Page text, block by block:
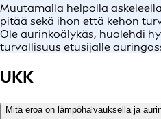
Muutamalla helpolla
pitää sekä ihon että kehon
Ole aurinkoälykäs, huolehdi
turvallisuus etusijalle
UKK
Mitä eroa on lämpöhalvauksella ja